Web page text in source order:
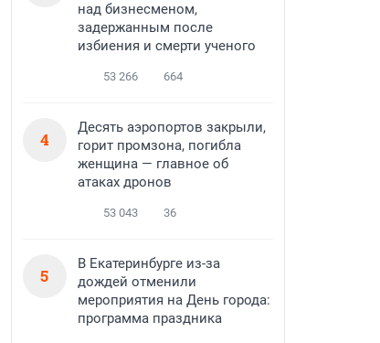
над бизнесменом,
задержанным после
избиения и смерти ученого
53 266 664
4
Десять аэропортов закрыли,
горит промзона, погибла
женщина — главное об
атаках дронов
53 043 36
5
В Екатеринбурге из-за
дождей отменили
мероприятия на День города:
программа праздника